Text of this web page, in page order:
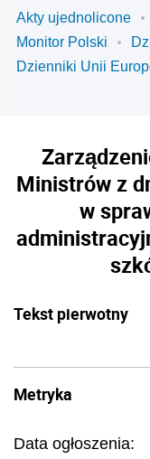
Akty ujednolicone
Monitor Polski
Dzienniki Unii
Ministrów z
w
Tekst pierwotny
Metryka
Data ogłoszenia: